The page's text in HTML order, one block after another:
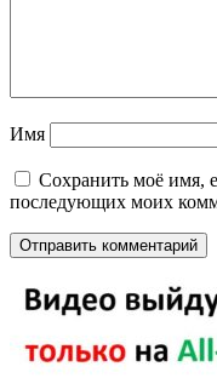
Имя
Сохранить моё имя,
последующих моих